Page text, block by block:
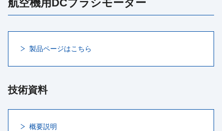
航空機用DCブラシモーター
製品ページはこちら
技術資料
概要説明